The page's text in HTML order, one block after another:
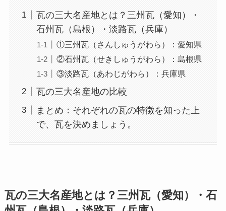
瓦の三大名産地とは？三州瓦（愛知）・
石州瓦（島根）・淡路瓦（兵庫）
①三州瓦（さんしゅうがわら）：愛知県
②石州瓦（せきしゅうがわら）：島根県
③淡路瓦（あわじがわら）：兵庫県
瓦の三大名産地の比較
まとめ：それぞれの瓦の特徴を知った上
で、瓦を決めましょう。
瓦の三大名産地とは？三州瓦（愛知）・石